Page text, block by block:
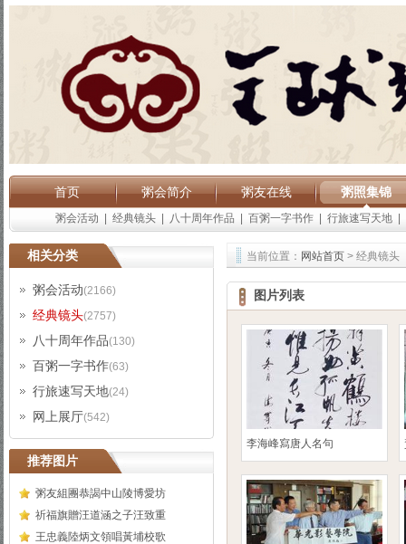
首页 粥会简介 粥友在线 粥照集锦
粥会活动 经典镜头 八十周年作品 百粥一字书作 行旅速写天地
相关分类
粥会活动(2166)
经典镜头(2757)
八十周年作品(130)
百粥一字书作(63)
行旅速写天地(24)
网上展厅(542)
推荐图片
粥友組團恭謁中山陵博愛坊
祈福旗贈汪道涵之子汪致重
王忠義陸炳文領唱黃埔校歌
当前位置： 网站首页 > 经典镜头
图片列表
李海峰寫唐人名句